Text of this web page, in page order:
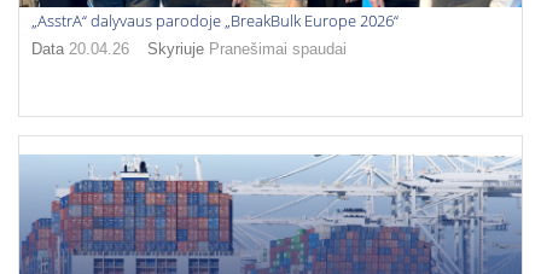
„AsstrA“ dalyvaus parodoje „BreakBulk Europe 2026“
Data 20.04.26 Skyriuje Pranešimai spaudai